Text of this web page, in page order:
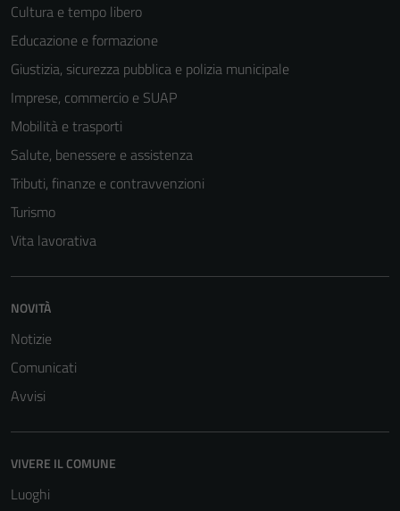
Cultura e tempo libero
Educazione e formazione
Giustizia, sicurezza pubblica e polizia municipale
Imprese, commercio e SUAP
Mobilità e trasporti
Salute, benessere e assistenza
Tributi, finanze e contravvenzioni
Turismo
Vita lavorativa
NOVITÀ
Notizie
Comunicati
Avvisi
VIVERE IL COMUNE
Luoghi